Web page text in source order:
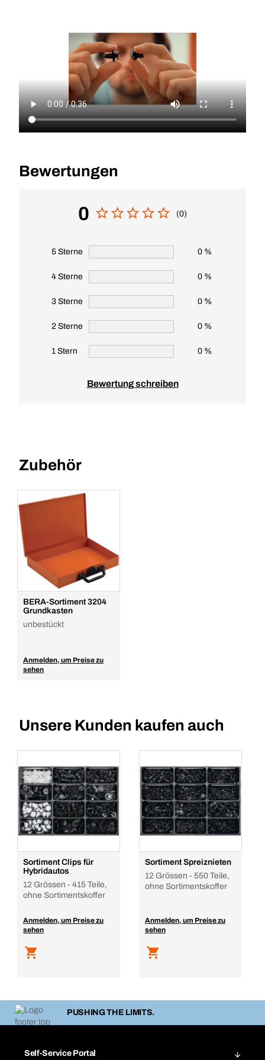
Bewertungen
0 (0)
5 Sterne 0 %
4 Sterne 0 %
3 Sterne 0 %
2 Sterne 0 %
1 Stern 0 %
Bewertung schreiben
Zubehör
BERA-Sortiment 3204
Grundkasten
unbestückt
Anmelden, um Preise zu
sehen
Unsere Kunden kaufen auch
Sortiment Clips für
Hybridautos
12 Grössen - 415 Teile,
ohne Sortimentskoffer
Anmelden, um Preise zu
sehen
Sortiment Spreiznieten
12 Grössen - 550 Teile,
ohne Sortimentskoffer
Anmelden, um Preise zu
sehen
PUSHING THE LIMITS.
Self-Service Portal